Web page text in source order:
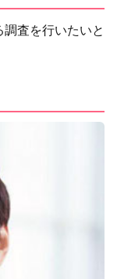
査を行いたいと